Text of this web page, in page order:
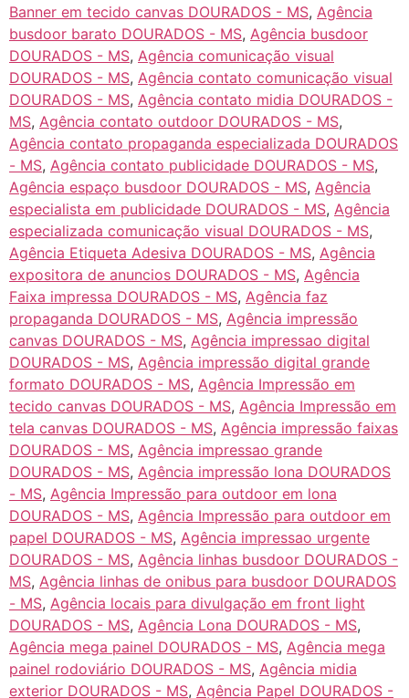
Banner em tecido canvas DOURADOS - MS, Agência
busdoor barato DOURADOS - MS, Agência busdoor
DOURADOS - MS, Agência comunicação visual
DOURADOS - MS, Agência contato comunicação visual
DOURADOS - MS, Agência contato midia DOURADOS -
MS, Agência contato outdoor DOURADOS - MS,
Agência contato propaganda especializada DOURADOS
- MS, Agência contato publicidade DOURADOS - MS,
Agência espaço busdoor DOURADOS - MS, Agência
especialista em publicidade DOURADOS - MS, Agência
especializada comunicação visual DOURADOS - MS,
Agência Etiqueta Adesiva DOURADOS - MS, Agência
expositora de anuncios DOURADOS - MS, Agência
Faixa impressa DOURADOS - MS, Agência faz
propaganda DOURADOS - MS, Agência impressão
canvas DOURADOS - MS, Agência impressao digital
DOURADOS - MS, Agência impressão digital grande
formato DOURADOS - MS, Agência Impressão em
tecido canvas DOURADOS - MS, Agência Impressão em
tela canvas DOURADOS - MS, Agência impressão faixas
DOURADOS - MS, Agência impressao grande
DOURADOS - MS, Agência impressão lona DOURADOS
- MS, Agência Impressão para outdoor em lona
DOURADOS - MS, Agência Impressão para outdoor em
papel DOURADOS - MS, Agência impressao urgente
DOURADOS - MS, Agência linhas busdoor DOURADOS -
MS, Agência linhas de onibus para busdoor DOURADOS
- MS, Agência locais para divulgação em front light
DOURADOS - MS, Agência Lona DOURADOS - MS,
Agência mega painel DOURADOS - MS, Agência mega
painel rodoviário DOURADOS - MS, Agência midia
exterior DOURADOS - MS, Agência Papel DOURADOS -